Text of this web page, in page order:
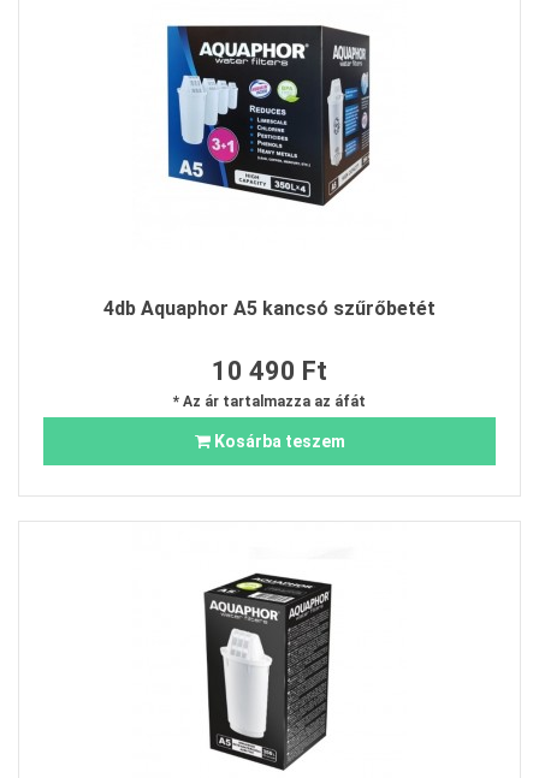
4db Aquaphor A5 kancsó szűrőbetét
10 490 Ft
* Az ár tartalmazza az áfát
Kosárba teszem